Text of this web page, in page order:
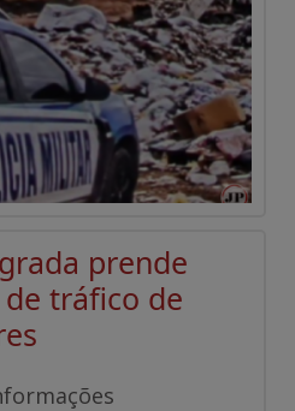
prende
tráfico de